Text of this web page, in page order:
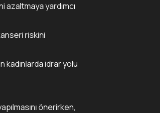
azaltmaya yardımcı
riskini
kadınlarda idrar yolu
önerirken,